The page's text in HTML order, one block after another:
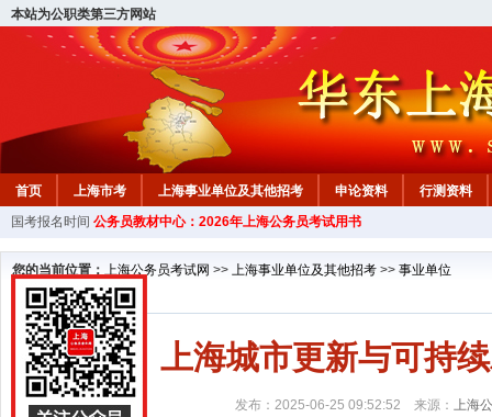
本站为公职类第三方网站
首页 上海市考 上海事业单位及其他招考 申论资料
行测资料
国考报名时间 公务员教材中心：2026年上海公务员考试用书
您的当前位置： 上海公务员考试网 >> 上海事业单位及其他招考 >> 事业单位
上海城市更新与可持
发布：2025-06-25 09:52:52 来源： 上海